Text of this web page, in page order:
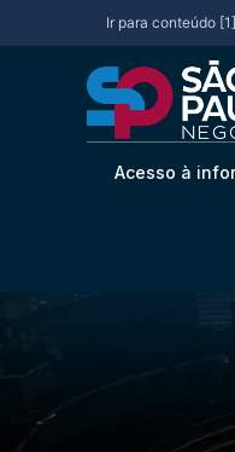
Ir para conteúdo [1]
Acesso à